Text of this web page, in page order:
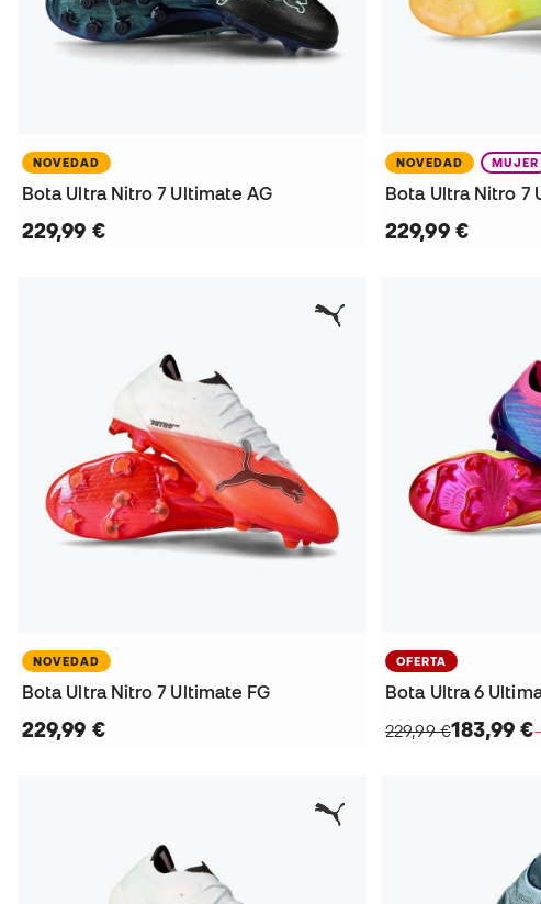
NOVEDAD
Bota Ultra Nitro 7 Ultimate AG
229,99 €
NOVEDAD MUJER
Bota Ultra Nitro 7
229,99 €
NOVEDAD
Bota Ultra Nitro 7 Ultimate FG
229,99 €
OFERTA
Bota Ultra 6
229,99 €183,99 €